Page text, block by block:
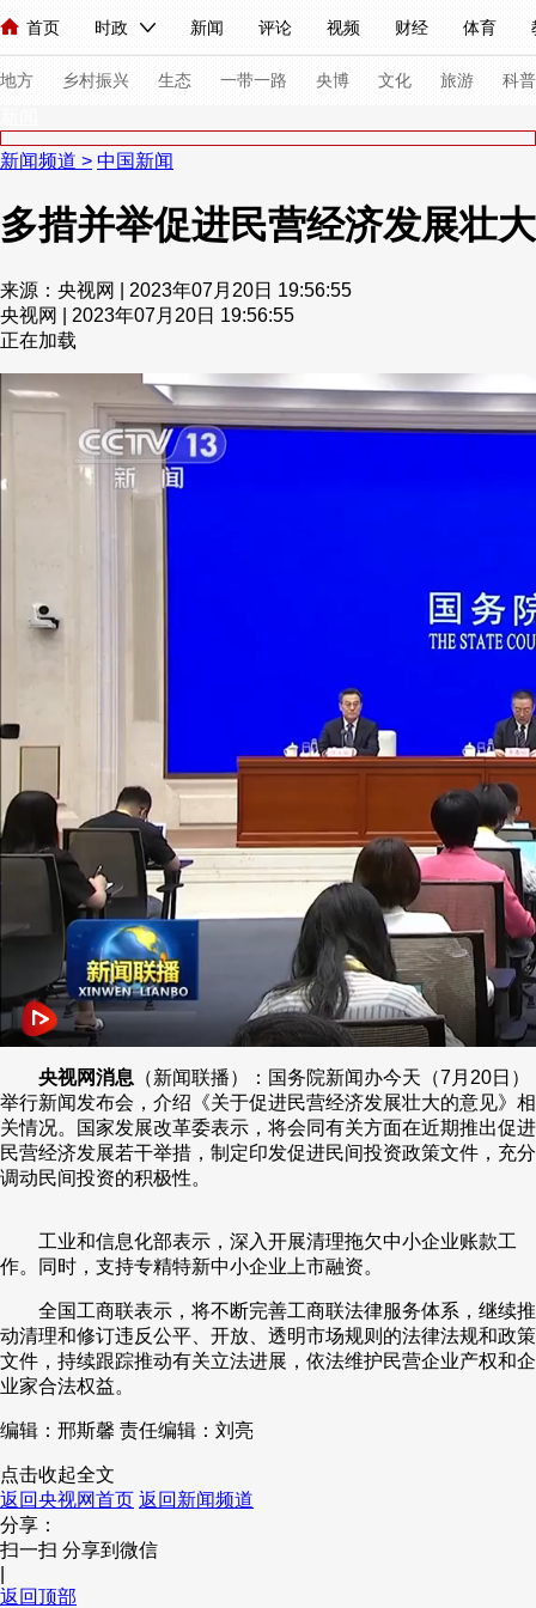
首页 时政 新闻 评论 视频 财经 体育
人民领袖习近平 联播+ 中国领导人 央视快评 习式妙语
直播 栏目大全 节目单 听音 微视频 主持人
海外频道 iPanda English Монгол
地方 乡村振兴 生态 一带一路 央博 文化 旅游 科普
总台春晚 网络春晚
人民领袖习近平 联播+ 热解读
视频 小央视频 小央直播 熊猫频道
现场 前线 比划 快看 蓝海中国 新兵请入列
体育 直播 竞猜
大国智造 大国展会 云起
CCTV.节目官网 直播 节目单 栏目 片库 热播榜
新闻频道 > 中国新闻
多措并举促进民营经济发展壮大
来源：央视网 | 2023年07月20日 19:56:55
央视网 | 2023年07月20日 19:56:55
正在加载
央视网消息 （新闻联播）：国务院新闻办今天（7月20日）
举行新闻发布会，介绍《关于促进民营经济发展壮大的意见》相
关情况。国家发展改革委表示，将会同有关方面在近期推出促进
民营经济发展若干举措，制定印发促进民间投资政策文件，充分
调动民间投资的积极性。
工业和信息化部表示，深入开展清理拖欠中小企业账款工
作。同时，支持专精特新中小企业上市融资。
全国工商联表示，将不断完善工商联法律服务体系，继续推
动清理和修订违反公平、开放、透明市场规则的法律法规和政策
文件，持续跟踪推动有关立法进展，依法维护民营企业产权和企
业家合法权益。
编辑：邢斯馨 责任编辑：刘亮
点击收起全文
返回央视网首页 返回新闻频道
分享：
扫一扫 分享到微信
返回顶部